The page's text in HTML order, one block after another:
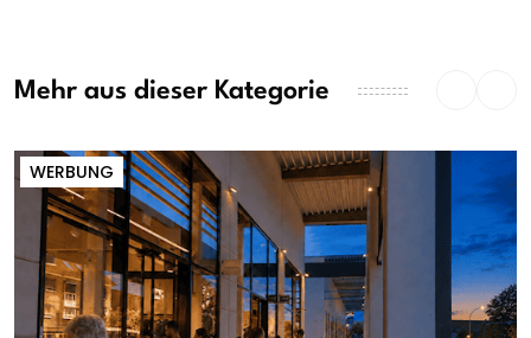
Mehr aus dieser Kategorie
WERBUNG